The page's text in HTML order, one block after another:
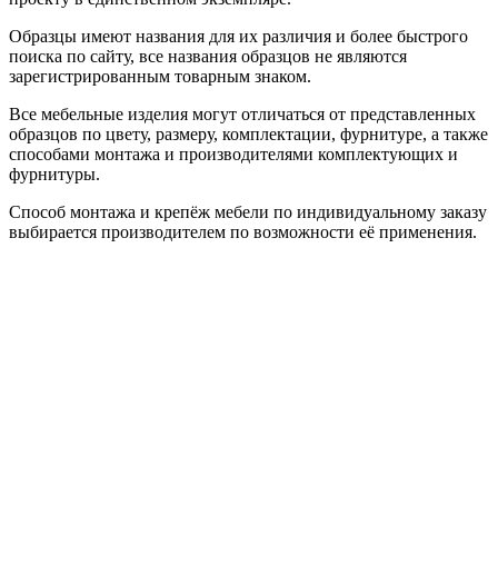
Образцы имеют названия для их различия и более быстрого
поиска по сайту, все названия образцов не являются
зарегистрированным товарным знаком.
Все мебельные изделия могут отличаться от представленных
образцов по цвету, размеру, комплектации, фурнитуре, а также
способами монтажа и производителями комплектующих и
фурнитуры.
Способ монтажа и крепёж мебели по индивидуальному заказу
выбирается производителем по возможности её применения.